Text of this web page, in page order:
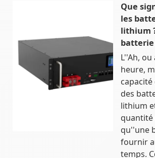
Que
les
lithium
batterie
L''Ah,
heure,
des
lithium
qu''une
fournir
temps.